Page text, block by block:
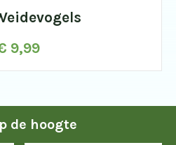
9,99
de hoogte